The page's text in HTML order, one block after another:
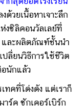
ด้วยเนื้อหาเจาะลึก
งซิลิคอนวัลเลย์ที่
และผลิตภัณฑ์ชั้นนำ
ลี่ยนวิธีการใช้ชีวิต
นักแล้ว
ทคที่โด่งดัง แต่เราก็
าร์ค ซักเคอร์เบิร์ก